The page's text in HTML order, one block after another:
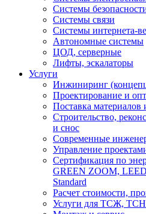
Системы
Системы связи
Системы интернета-
Автономные системы
ЦОД, серверные
Лифты, эскалаторы
Услуги
Инжиниринг
Проектирование и
Поставка материалов
Строительство,
и снос
Современные
Управление
Сертификация по
GREEN ZOOM,
Standard
Расчет стоимости,
Услуги для ТСЖ,